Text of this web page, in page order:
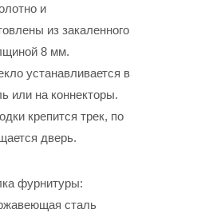
и
из закаленного
8 мм.
устанавливается в
или на коннекторы.
крепится трек, по
дверь.
фурнитуры:
сталь